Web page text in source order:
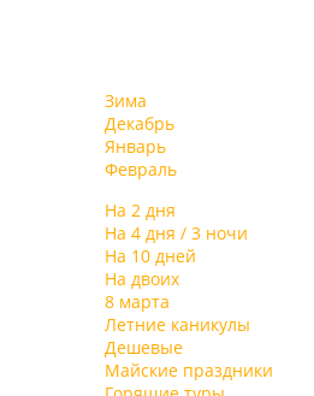
собственная
схожей по своим
Мертвого моря.
Первый 7-этажный
рассчитан на 300
этажное здание в
усадьбы ХIХ века.
оригинальные
комфортабельные
располагают к
восстановлению
уединенного и
комфортабельные
отдельно, в лесу.
Для отдыхающих
разовое питание: в
«шведского стола», в
Зима
Декабрь
Январь
Февраль
На 2 дня
На 4 дня / 3 ночи
На 10 дней
На двоих
8 марта
Летние каникулы
Дешевые
Майские праздники